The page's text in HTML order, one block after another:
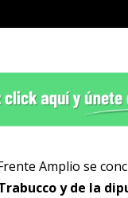
Amplio se
y de la